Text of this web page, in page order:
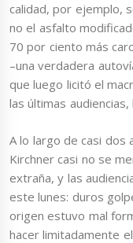
calidad, por ejemplo,
no el asfalto
70 por ciento más
–una verdadera
que luego licitó el
las últimas
A lo largo de casi dos
Kirchner casi no se
extraña, y las
este lunes: duros
origen estuvo mal
hacer limitadamente